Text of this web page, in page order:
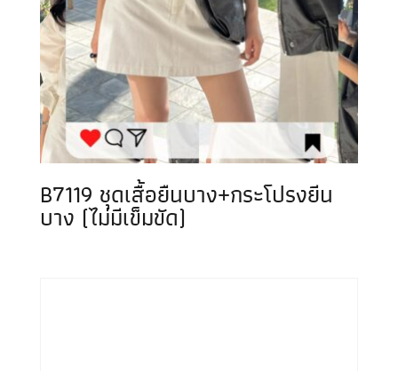
B7119 ชุดเสื้อยืนบาง+กระโปรงยีน
บาง (ไม่มีเข็มขัด)